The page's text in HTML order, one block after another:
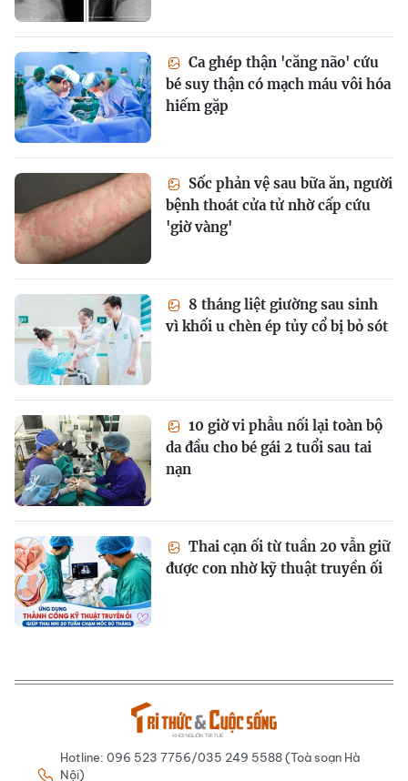
Ca ghép thận 'căng não' cứu
bé suy thận có mạch máu vôi hóa
hiếm gặp
Sốc phản vệ sau bữa ăn, người
bệnh thoát cửa tử nhờ cấp cứu
'giờ vàng'
8 tháng liệt giường sau sinh
vì khối u chèn ép tủy cổ bị bỏ sót
10 giờ vi phẫu nối lại toàn bộ
da đầu cho bé gái 2 tuổi sau tai
nạn
Thai cạn ối từ tuần 20 vẫn giữ
được con nhờ kỹ thuật truyền ối
Hotline: 096 523 7756/035 249 5588 (Toà soạn Hà
Nội)